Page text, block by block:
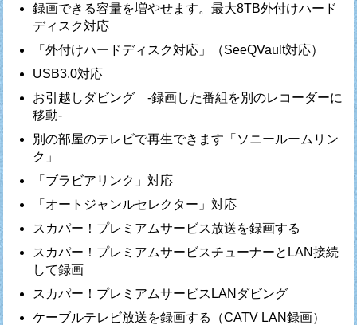
録画できる容量を増やせます。最大8TB外付けハード
ディスク対応
「外付けハードディスク対応」（SeeQVault対応）
USB3.0対応
お引越しダビング -録画した番組を別のレコーダーに
移動-
別の部屋のテレビで再生できます「ソニールームリン
ク」
「ブラビアリンク」対応
「オートジャンルセレクター」対応
スカパー！プレミアムサービス放送を録画する
スカパー！プレミアムサービスチューナーとLAN接続
して録画
スカパー！プレミアムサービスLANダビング
ケーブルテレビ放送を録画する（CATV LAN録画）